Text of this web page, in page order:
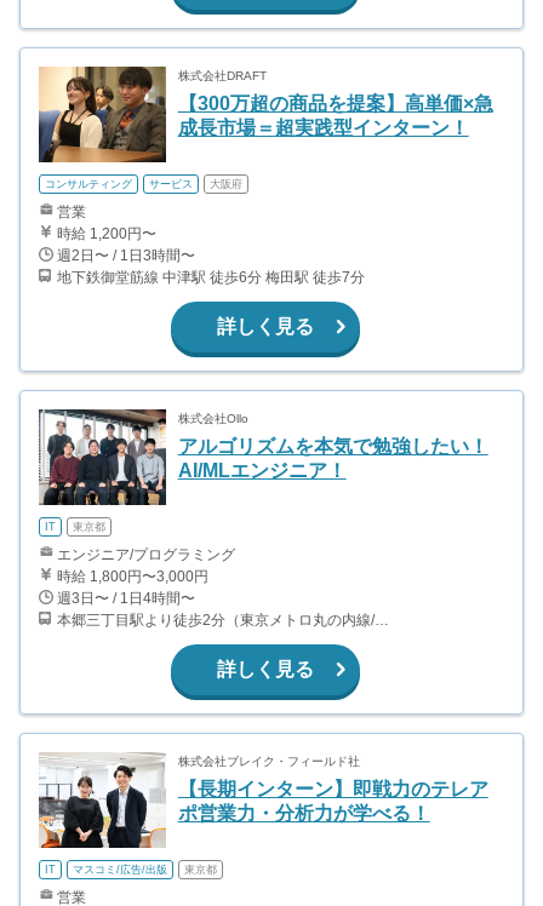
株式会社DRAFT
【300万超の商品を提案】高単価×急
成長市場＝超実践型インターン！
コンサルティング サービス 大阪府
営業
時給 1,200円〜
週2日〜 / 1日3時間〜
地下鉄御堂筋線 中津駅 徒歩6分 梅田駅 徒歩7分
詳しく見る
株式会社Ollo
アルゴリズムを本気で勉強したい！
AI/MLエンジニア！
IT 東京都
エンジニア/プログラミング
時給 1,800円〜3,000円
週3日〜 / 1日4時間〜
本郷三丁目駅より徒歩2分（東京メトロ丸の内線/都営地下鉄大江戸線）
詳しく見る
株式会社ブレイク・フィールド社
【長期インターン】即戦力のテレア
ポ営業力・分析力が学べる！
IT マスコミ/広告/出版 東京都
営業